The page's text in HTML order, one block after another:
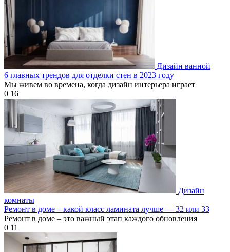
Дизайн ванной
6 главных трендов для отделки стен в 2023 году
Мы живем во времена, когда дизайн интерьера играет
0 16
Дизайн
комнаты
Ремонт в доме – какой класс ламината лучше — 32 или 33
Ремонт в доме – это важный этап каждого обновления
0 11